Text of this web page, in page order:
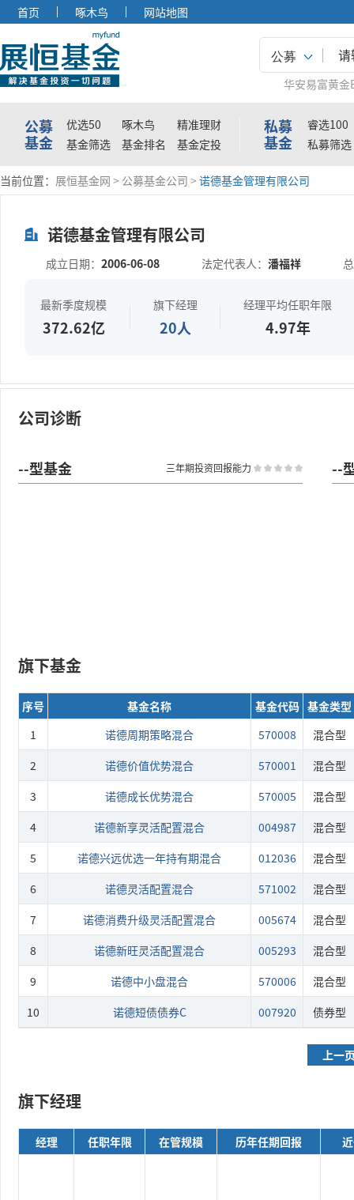
首页 啄木鸟 网站地图
公募
华安易富黄金
公募
基金
优选50 啄木鸟
精准理财
基金筛选
基金排名 基金定投
私募
基金
睿选100
私募筛选
当前位置： 展恒基金网 > 公募基金公司 > 诺德基金管理有限公司
诺德基金管理有限公司
成立日期： 2006-06-08 法定代表人： 潘福祥
最新季度规模
372.62亿
旗下经理
20人
经理平均任职年限
4.97年
公司诊断
--型基金 三年期投资回报能力 --
旗下基金
序号 基金名称 基金代码 基金类型
1
诺德周期策略混合 570008
混合型
2
诺德价值优势混合 570001
混合型
3
诺德成长优势混合 570005
混合型
4
诺德新享灵活配置混合 004987
混合型
5
诺德兴远优选一年持有期混合 012036
混合型
6
诺德灵活配置混合 571002
混合型
7
诺德消费升级灵活配置混合 005674
混合型
8
诺德新旺灵活配置混合 005293
混合型
9
诺德中小盘混合 570006
混合型
10
诺德短债债券C 007920 债券型
上一
旗下经理
经理 任职年限 在管规模 历年任期回报